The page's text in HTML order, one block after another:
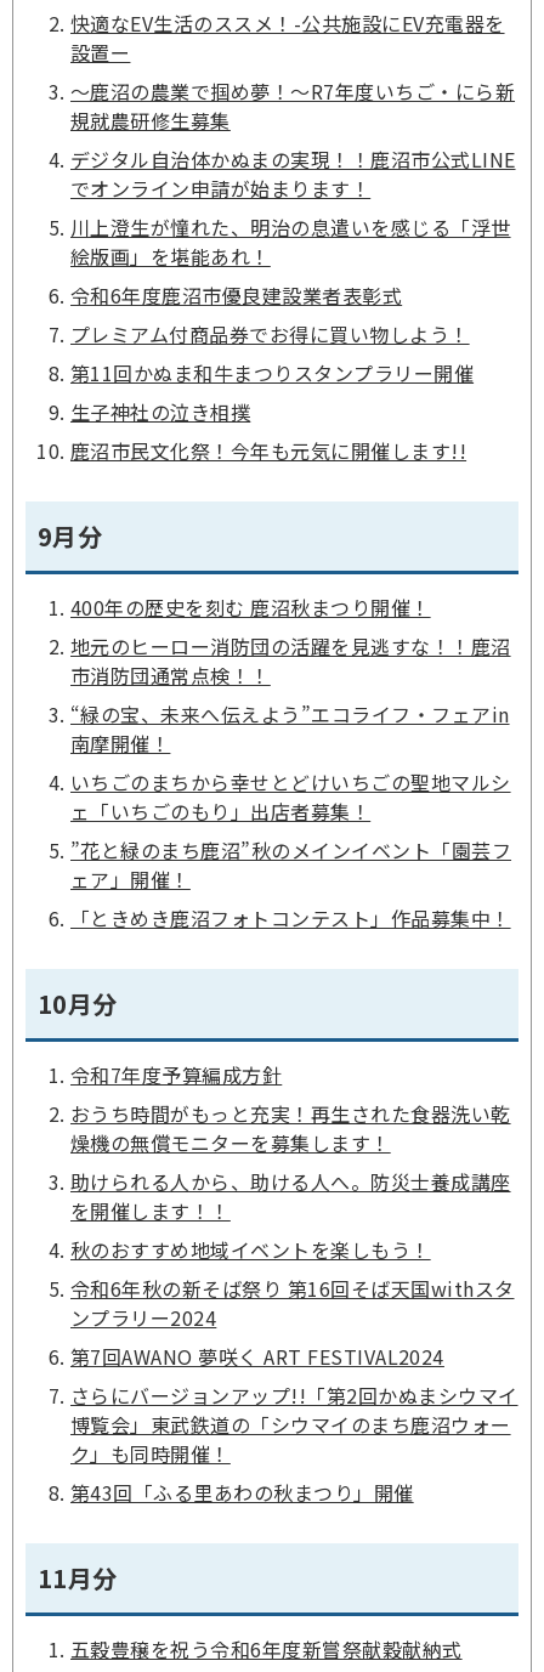
快適なEV生活のススメ！-公共施設にEV充電器を
設置ー
～鹿沼の農業で掴め夢！～R7年度いちご・にら新
規就農研修生募集
デジタル自治体かぬまの実現！！鹿沼市公式LINE
でオンライン申請が始まります！
川上澄生が憧れた、明治の息遣いを感じる「浮世
絵版画」を堪能あれ！
令和6年度鹿沼市優良建設業者表彰式
プレミアム付商品券でお得に買い物しよう！
第11回かぬま和牛まつりスタンプラリー開催
生子神社の泣き相撲
鹿沼市民文化祭！今年も元気に開催します!!
9月分
400年の歴史を刻む 鹿沼秋まつり開催！
地元のヒーロー消防団の活躍を見逃すな！！鹿沼
市消防団通常点検！！
“緑の宝、未来へ伝えよう”エコライフ・フェアin
南摩開催！
いちごのまちから幸せとどけいちごの聖地マルシ
ェ「いちごのもり」出店者募集！
”花と緑のまち鹿沼”秋のメインイベント「園芸フ
ェア」開催！
「ときめき鹿沼フォトコンテスト」作品募集中！
10月分
令和7年度予算編成方針
おうち時間がもっと充実！再生された食器洗い乾
燥機の無償モニターを募集します！
助けられる人から、助ける人へ。防災士養成講座
を開催します！！
秋のおすすめ地域イベントを楽しもう！
令和6年秋の新そば祭り 第16回そば天国withスタ
ンプラリー2024
第7回AWANO 夢咲く ART FESTIVAL2024
さらにバージョンアップ!!「第2回かぬまシウマイ
博覧会」東武鉄道の「シウマイのまち鹿沼ウォー
ク」も同時開催！
第43回「ふる里あわの秋まつり」開催
11月分
五穀豊穣を祝う令和6年度新嘗祭献穀献納式